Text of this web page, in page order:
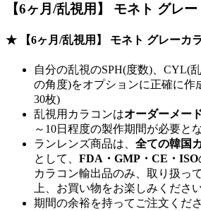
【6ヶ月/乱視用】 モネト グレ
★ 【6ヶ月/乱視用】 モネト グレーカ
自分の乱視のSPH(度数)、CYL(
の角度)をオプションに正確に作
30枚)
乱視用カラコンはオーダーメー
～10日程度の製作期間が必要と
ランレンズ商品は、 全ての韓国
として、 FDA・GMP・CE・ISO
カラコン輸出品のみ、取り扱っ
上、お買い物をお楽しみください
期間の余裕を持ってご注文くだ